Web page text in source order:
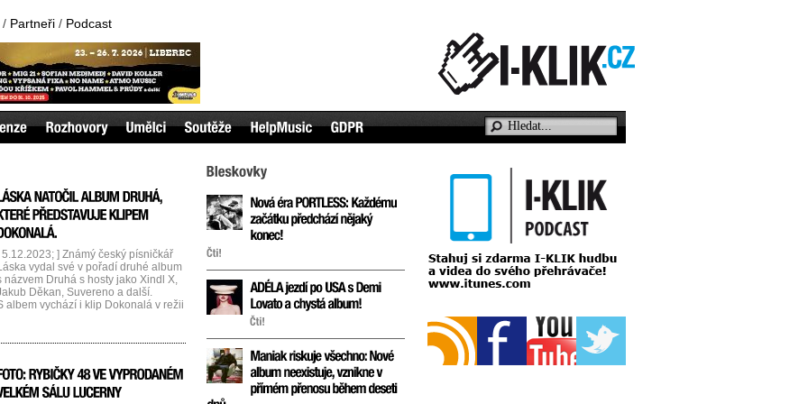
/ Partneři / Podcast
5.12.2023; ] Známý český písničkář
vydal své v pořadí druhé album
názvem Druhá s hosty jako Xindl X,
Děkan, Suvereno a další.
albem vychází i klip Dokonalá v režii
křest alba s živou kapelou a
pražské Malostranské Besedě.
(vl. jménem Václav Vaňura) si
pěti [...]...